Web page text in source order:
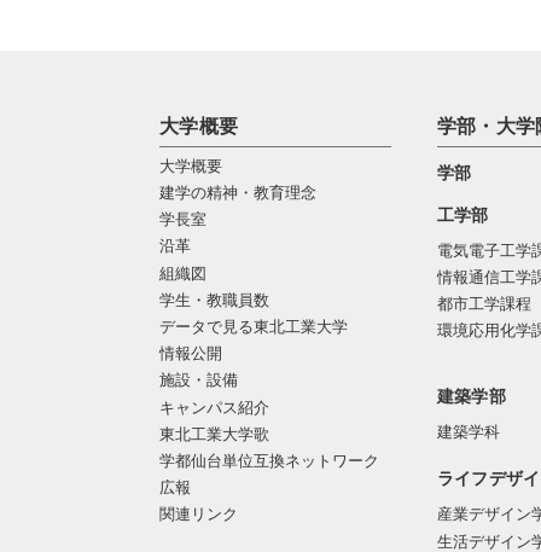
大学概要
大学概要
建学の精神・教育理念
学長室
沿革
組織図
学生・教職員数
データで見る東北工業大学
情報公開
施設・設備
キャンパス紹介
東北工業大学歌
学都仙台単位互換ネットワーク
広報
関連リンク
学部・大学
学部
工学部
電気電子工学
情報通信工学
都市工学課程
環境応用化学
建築学部
建築学科
ライフデザ
産業デザイン
生活デザイン